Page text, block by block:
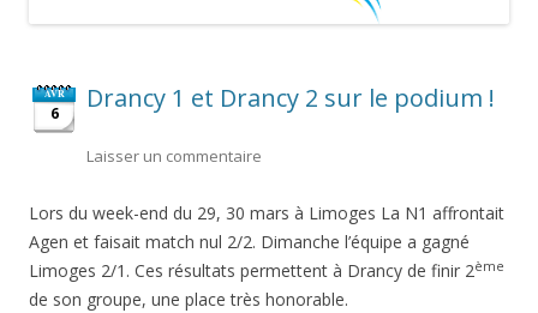
AVR
6 Drancy 1 et Drancy 2 sur le podium !
Laisser un commentaire
Lors du week-end du 29, 30 mars à Limoges La N1 affrontait
Agen et faisait match nul 2/2. Dimanche l’équipe a gagné
Limoges 2/1. Ces résultats permettent à Drancy de finir 2ème
de son groupe, une place très honorable.